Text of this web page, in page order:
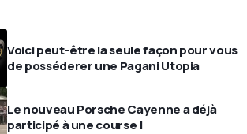
Voici peut-être la seule façon pour vous
de posséderer une Pagani Utopia
Le nouveau Porsche Cayenne a déjà
participé à une course !